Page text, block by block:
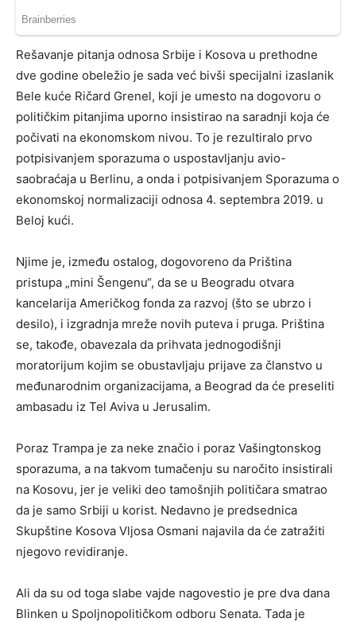
Rešavanje pitanja odnosa Srbije i Kosova u prethodne
dve godine obeležio je sada već bivši specijalni izaslanik
Bele kuće Ričard Grenel, koji je umesto na dogovoru o
političkim pitanjima uporno insistirao na saradnji koja će
počivati na ekonomskom nivou. To je rezultiralo prvo
potpisivanjem sporazuma o uspostavljanju avio-
saobraćaja u Berlinu, a onda i potpisivanjem Sporazuma o
ekonomskoj normalizaciji odnosa 4. septembra 2019. u
Beloj kući.
Njime je, između ostalog, dogovoreno da Priština
pristupa „mini Šengenu“, da se u Beogradu otvara
kancelarija Američkog fonda za razvoj (što se ubrzo i
desilo), i izgradnja mreže novih puteva i pruga. Priština
se, takođe, obavezala da prihvata jednogodišnji
moratorijum kojim se obustavljaju prijave za članstvo u
međunarodnim organizacijama, a Beograd da će preseliti
ambasadu iz Tel Aviva u Jerusalim.
Poraz Trampa je za neke značio i poraz Vašingtonskog
sporazuma, a na takvom tumačenju su naročito insistirali
na Kosovu, jer je veliki deo tamošnjih političara smatrao
da je samo Srbiji u korist. Nedavno je predsednica
Skupštine Kosova Vljosa Osmani najavila da će zatražiti
njegovo revidiranje.
Ali da su od toga slabe vajde nagovestio je pre dva dana
Blinken u Spoljnopolitičkom odboru Senata. Tada je